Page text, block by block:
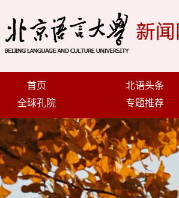
首页 北语头条
全球孔院
专题推荐